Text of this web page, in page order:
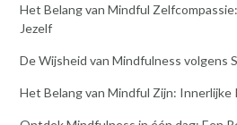
Het Belang van Mindful
Jezelf
De Wijsheid van Mindfulness volgens
Het Belang van Mindful Zijn: Innerlijke